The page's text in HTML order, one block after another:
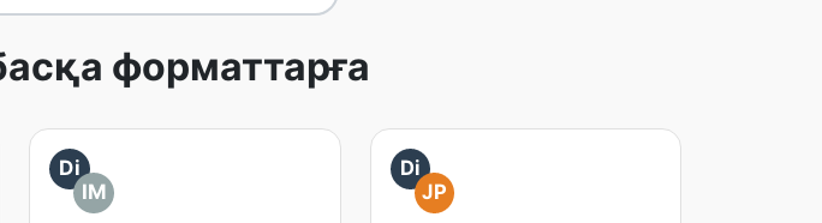
форматтарға
Di
IM
Di
JP